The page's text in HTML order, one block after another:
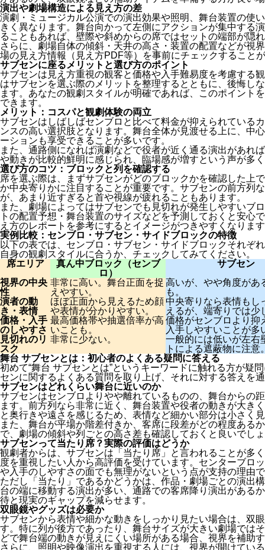
演出や劇場構造による見え方の差
演劇・ミュージカル公演での演出効果や照明、舞台装置の使
きく異なります。舞台向かって左側にアクションが集中する
ることもあれば、壁際や斜めからの席ではセットの端部が隠
さらに、劇場自体の傾斜・天井の高さ・装置の配置などが視
場の見え方情報（見え方PDF等）を事前にチェックすること
サブセンに座るメリットと選び方のポイント
サブセンは見え方重視の観客と価格や入手難易度を考慮する
はサブセンを選ぶ際のメリットを整理するとともに、後悔し
ます。あなたの観劇スタイルが明確であれば、このポイント
できます。
メリット：コスパと観劇体験の両立
サブセンはしばしばセンブロと比べて料金が抑えられている
ンスの高い選択肢となります。舞台全体が見渡せる上に、中
ーションも享受できることが多いです。
また、通路側になれば演劇などで役者が近く通る演出があれ
や動きが比較的鮮明に感じられ、臨場感が増すという声が多
選び方のコツ：ブロックと列を確認する
席を選ぶ際は、まずサブセンがどのブロックかを確認した上
か中央寄りかに注目することが重要です。サブセンの前方列
が、あまり近すぎると首や視線が疲れることもあります。
また、劇場によってはサブセンでも見切れが発生しやすいブ
トの配置予想・舞台装置のサイズなどを予測しておくと安心
え方のレポートを参考にするとイメージがつきやすくなりま
実例比較：センブロ・サブセン・サイドブロックの特徴
以下の表では、センブロ・サブセン・サイドブロックそれぞ
自身の観劇スタイルに合うか、チェックしてみてください。
席エリア
真ん中ブロック（センブ
ロ）
サブセン
視界の中央
性
非常に高い。舞台正面を捉
えやすい。
高いが、やや角度があ
も。
演者の動
き・表情
ほぼ正面から見えるため顔
や表情が分かりやすい。
中央寄りなら表情もし
えるが、端寄りでは少
価格・入手
のしやすさ
最高価格帯や抽選倍率が高
いことも。
価格がセンブロより抑
入手しやすいことが多
見切れのリ
スク
非常に少ない。
一般的には低いが左右
トによる遮蔽物に注意
舞台 サブセンとは：初心者のよくある疑問に答える
初めて“舞台 サブセンとは”というキーワードに触れる方が疑
センに関するよくある質問を取り上げ、それに対する答えを
サブセンはどれくらい舞台に近いのか
サブセンはセンブロよりやや離れているものの、舞台からの
ます。前方列なら非常に近く、舞台装置や役者の動きが大き
と奥行きや遠さを感じるため、表情など細かい部分は小さく
また、舞台が平場か階差付きか、客席に段差がどの程度ある
で、劇場の傾斜や列ごとの高さ差も確認しておくと良いでし
サブセンって当たり席？実際の評価はどうか
観劇者からは、サブセンは「当たり席」と言われることが多
度を重視したい人から高評価を受けています。センターブロ
や入手のしやすさの面でも無理がないという点が支持の理由
ただし「当たり」であるかどうかは、作品・劇場ごとの演出
台の端に移動する演出が多い、通路での客席降り演出がある
待と現実のギャップを減らせます。
双眼鏡やグッズは必要か
サブセンから表情や細かな動きをしっかり見たい場合は、双
す。特に列が後方であったり、舞台サイズが大きい劇場では
どで舞台端の動きが見えにくい場所がある場合、視界を補助
さらに、照明や映像演出を重視する人には、視界が開けてい